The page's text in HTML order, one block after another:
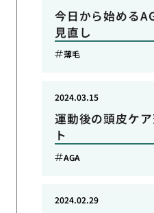
今日から始める
見直し
薄毛
運動後の頭皮ケ
ト
2024.03.15
AGA
2024.02.29